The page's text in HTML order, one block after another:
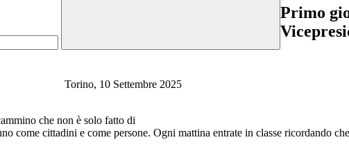
Primo
2025
che non è solo fatto di
come cittadini e come persone. Ogni mattina entrate in classe ricordando